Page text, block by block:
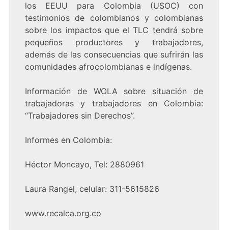
los EEUU para Colombia (USOC) con
testimonios de colombianos y colombianas
sobre los impactos que el TLC tendrá sobre
pequeños productores y trabajadores,
además de las consecuencias que sufrirán las
comunidades afrocolombianas e indígenas.
Información de WOLA sobre situación de
trabajadoras y trabajadores en Colombia:
“Trabajadores sin Derechos”.
Informes en Colombia:
Héctor Moncayo, Tel: 2880961
Laura Rangel, celular: 311-5615826
www.recalca.org.co